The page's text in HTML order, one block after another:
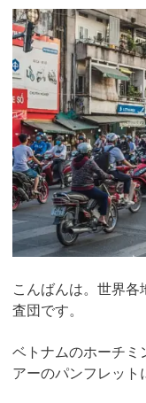
こんばんは。世界
査団です。
ベトナムのホーチミ
アーのパンフレット